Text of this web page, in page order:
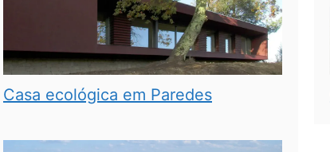
Casa ecológica em Paredes